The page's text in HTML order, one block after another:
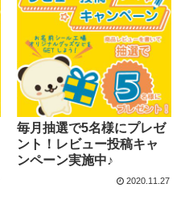
毎月抽選で5名様にプレゼ
ント！レビュー投稿キャ
ンペーン実施中♪
2020.11.27